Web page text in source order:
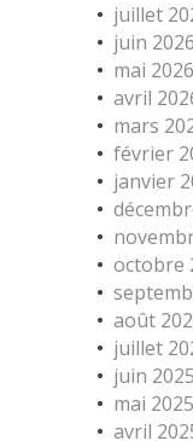
juillet
juin 2026
mai 2026
avril
mars
février
janvier
octobre
août
juillet
juin 2025
mai 2025
avril